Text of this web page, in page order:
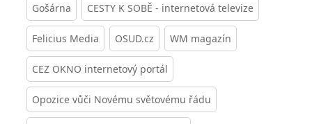
Gošárna CESTY K SOBĚ - internetová televize
Felicius Media OSUD.cz WM magazín
CEZ OKNO internetový portál
Opozice vůči Novému světovému řádu